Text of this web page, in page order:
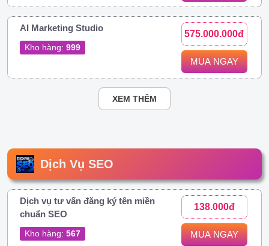
AI Marketing Studio
Kho hàng: 999
575.000.000đ
MUA NGAY
XEM THÊM
Dịch Vụ SEO
Dịch vụ tư vấn đăng ký tên miền
chuẩn SEO
Kho hàng: 567
138.000đ
MUA NGAY